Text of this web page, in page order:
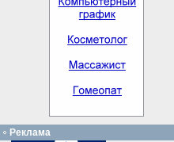
Реклама